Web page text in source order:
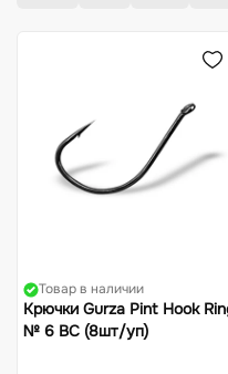
Товар в наличии
Крючки Gurza Pint Hook
№ 6 BC (8шт/уп)